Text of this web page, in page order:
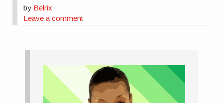
by Belrix
Leave a comment